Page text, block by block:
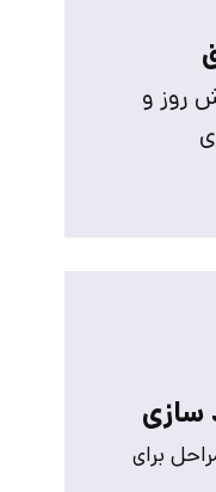
روز و
سازی
برای